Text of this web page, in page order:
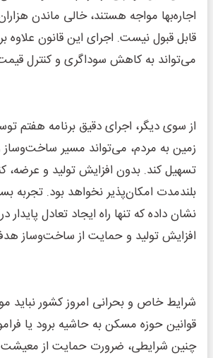
اجاره‌بها مواجه هستند، خالی ماندن
قابل قبول نیست. اجرای این قانون علاوه
می‌تواند به کاهش سوداگری و کنترل
از سوی دیگر، اجرای دقیق برنامه هفتم
زمین به مردم، می‌تواند مسیر ساخت‌وساز
تسهیل کند. بدون افزایش تولید و عرضه،
بلندمدت امکان‌پذیر نخواهد بود. تجربه
نشان داده که تنها راه ایجاد تعادل پایدار
افزایش تولید و حمایت از ساخت‌وساز
شرایط خاص و بحرانی امروز کشور نباید
قوانین حوزه مسکن به حاشیه برود یا
چنین شرایطی، ضرورت حمایت از